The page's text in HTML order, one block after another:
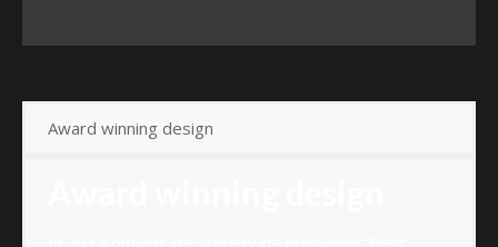
Award winning design